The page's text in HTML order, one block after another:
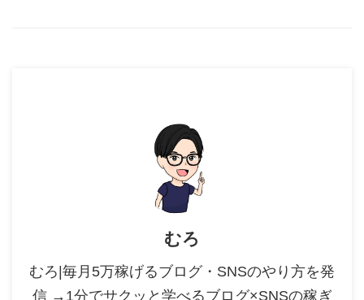
むろ
むろ|毎月5万稼げるブログ・SNSのやり方を発
信 →1分でサクッと学べるブログ×SNSの稼ぎ